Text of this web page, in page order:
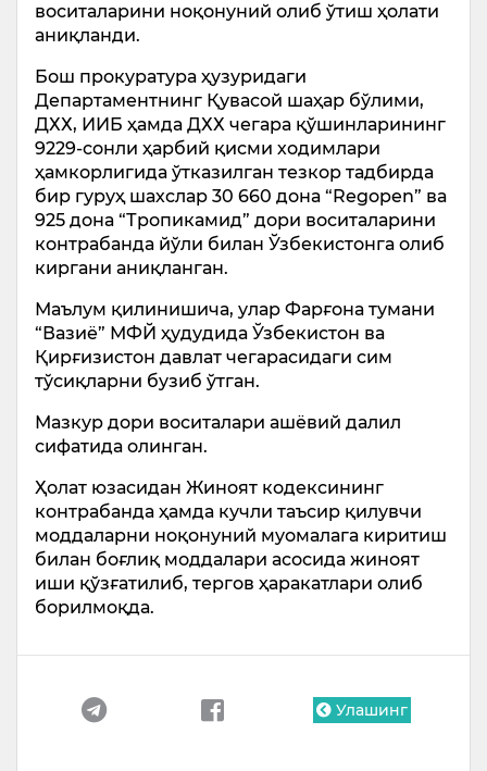
воситаларини ноқонуний олиб ўтиш ҳолати
аниқланди.
Бош прокуратура ҳузуридаги
Департаментнинг Қувасой шаҳар бўлими,
ДХХ, ИИБ ҳамда ДХХ чегара қўшинларининг
9229-сонли ҳарбий қисми ходимлари
ҳамкорлигида ўтказилган тезкор тадбирда
бир гуруҳ шахслар 30 660 дона “Regopen” ва
925 дона “Тропикамид” дори воситаларини
контрабанда йўли билан Ўзбекистонга олиб
киргани аниқланган.
Маълум қилинишича, улар Фарғона тумани
“Вазиё” МФЙ ҳудудида Ўзбекистон ва
Қирғизистон давлат чегарасидаги сим
тўсиқларни бузиб ўтган.
Мазкур дори воситалари ашёвий далил
сифатида олинган.
Ҳолат юзасидан Жиноят кодексининг
контрабанда ҳамда кучли таъсир қилувчи
моддаларни ноқонуний муомалага киритиш
билан боғлиқ моддалари асосида жиноят
иши қўзғатилиб, тергов ҳаракатлари олиб
борилмоқда.
Улашинг